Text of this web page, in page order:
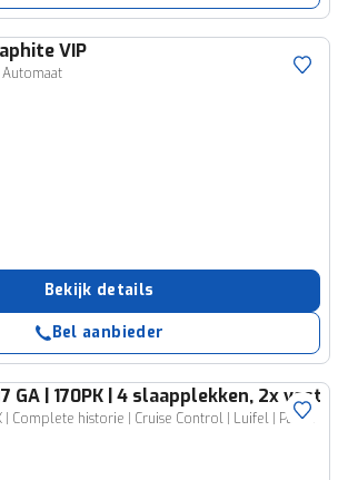
VIP
Bekijk details
Bel aanbieder
GA | 170PK | 4 slaapplekken, 2x vast
| Airco | NIeuwe APK | Complete historie | Cruise Control | Luifel | Parkeercamera |